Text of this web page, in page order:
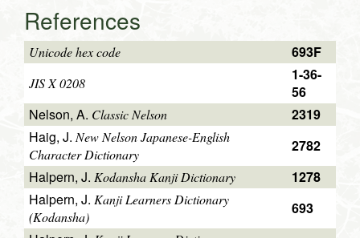
References
Unicode hex code 693F
JIS X 0208
1-36-
56
Nelson, A. Classic Nelson
2319
Haig, J.New Nelson Japanese-English
Character Dictionary
2782
Halpern, J. Kodansha Kanji Dictionary
1278
Halpern, J. Kanji Learners Dictionary
(Kodansha)
693